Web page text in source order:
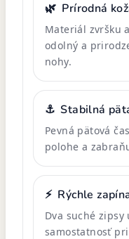
🌿 Prírodná
Materiál zvršku
odolný a
nohy.
⚓ Stabilná
Pevná pätová
polohe a
⚡ Rýchle
Dva suché
samostatnosť